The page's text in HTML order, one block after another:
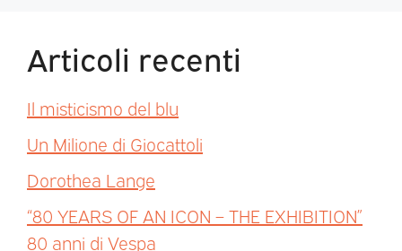
Articoli recenti
Il misticismo del blu
Un Milione di Giocattoli
Dorothea Lange
“80 YEARS OF AN ICON – THE EXHIBITION”
80 anni di Vespa